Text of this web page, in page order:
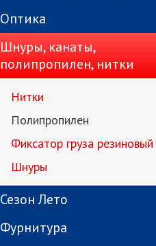
Оптика
Шнуры, канаты,
полипропилен, нитки
Нитки
Полипропилен
Фиксатор груза резиновый
Шнуры
Сезон Лето
Фурнитура